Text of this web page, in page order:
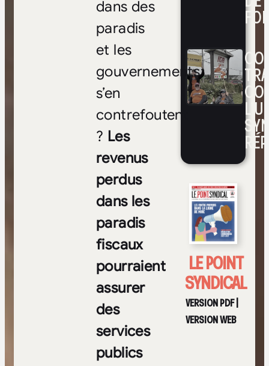
FOI
LE POINT
SYNDICAL
VERSION PDF|
VERSION WEB
dans des
paradis
et les
gouvernements
s’en
contrefoutent
? Les
revenus
perdus
dans les
paradis
fiscaux
pourraient
assurer
des
services
publics